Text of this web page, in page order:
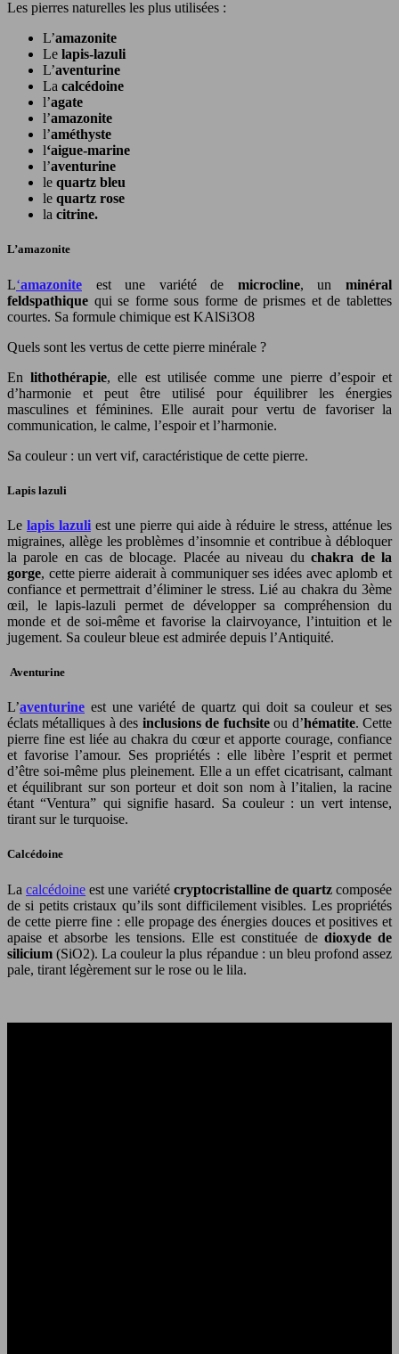
Les pierres naturelles les plus utilisées :
L’amazonite
Le lapis-lazuli
L’aventurine
La calcédoine
l’agate
l’amazonite
l’améthyste
l‘aigue-marine
l’aventurine
le quartz bleu
le quartz rose
la citrine.
L’amazonite
L‘amazonite est une variété de microcline, un minéral
feldspathique qui se forme sous forme de prismes et de tablettes
courtes. Sa formule chimique est KAlSi3O8
Quels sont les vertus de cette pierre minérale ?
Enlithothérapie, elle est utilisée comme une pierre d’espoir et
d’harmonie et peut être utilisé pour équilibrer les énergies
masculines et féminines. Elle aurait pour vertu de favoriser la
communication, le calme, l’espoir et l’harmonie.
Sa couleur : un vert vif, caractéristique de cette pierre.
Lapis lazuli
Le lapis lazuliest une pierre qui aide à réduire le stress, atténue les
migraines, allège les problèmes d’insomnie et contribue à débloquer
la parole en cas de blocage. Placée au niveau duchakra de la
gorge, cette pierre aiderait à communiquer ses idées avec aplomb et
confiance et permettrait d’éliminer le stress. Lié au chakra du 3ème
œil, le lapis-lazuli permet de développer sa compréhension du
monde et de soi-même et favorise la clairvoyance, l’intuition et le
jugement. Sa couleur bleue est admirée depuis l’Antiquité.
Aventurine
L’aventurine est une variété de quartz qui doit sa couleur et ses
éclats métalliques à des inclusions de fuchsiteou d’hématite. Cette
pierre fine est liée au chakra du cœur et apporte courage, confiance
et favorise l’amour. Ses propriétés : elle libère l’esprit et permet
d’être soi-même plus pleinement. Elle a un effet cicatrisant, calmant
et équilibrant sur son porteur et doit son nom à l’italien, la racine
étant “Ventura” qui signifie hasard. Sa couleur : un vert intense,
tirant sur le turquoise.
Calcédoine
Lacalcédoine est une variété cryptocristalline de quartzcomposée
de si petits cristaux qu’ils sont difficilement visibles. Les propriétés
de cette pierre fine : elle propage des énergies douces et positives et
apaise et absorbe les tensions. Elle est constituée de dioxyde de
silicium (SiO2). La couleur la plus répandue : un bleu profond assez
pale, tirant légèrement sur le rose ou le lila.